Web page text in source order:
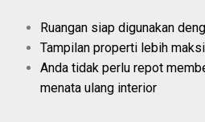
Ruangan siap digunakan
Tampilan properti lebih
Anda tidak perlu repot
menata ulang interior